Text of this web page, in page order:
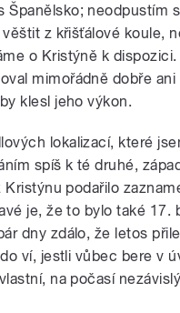
Španělsko; neodpustím
z křišťálové koule,
o Kristýně k
mimořádně dobře ani
klesl jeho výkon.
lokalizací, které
spíš k té druhé,
podařilo
je, že to bylo také 17.
dny zdálo, že letos
ví, jestli vůbec bere v
na počasí